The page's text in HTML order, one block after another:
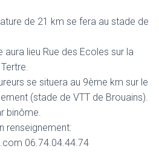
de 21 km se fera au stade de
aura lieu Rue des Ecoles sur la
se situera au 9ème km sur le
(stade de VTT de Brouains).
binôme.
renseignement:
06.74.04.44.74